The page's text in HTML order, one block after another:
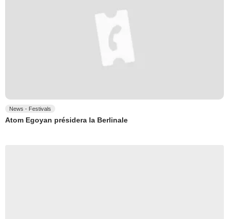
News - Festivals
Atom Egoyan présidera la Berlinale